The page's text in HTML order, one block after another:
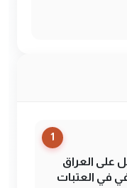
1
على العراق
في العتبات